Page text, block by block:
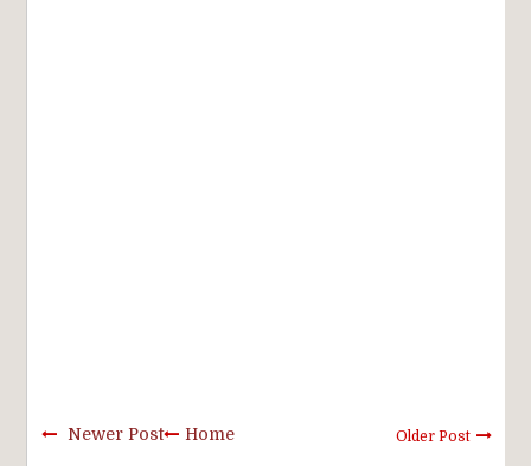
Newer Post Older Post
Home